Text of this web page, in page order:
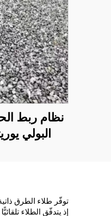
نظام ربط
البولي
توفّر طلاء الطرق
إذ يتدفّق الطلاء